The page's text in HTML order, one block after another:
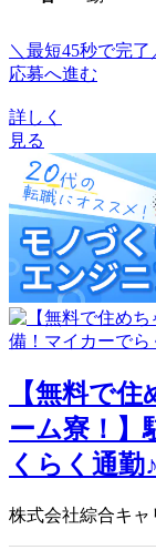
＼最短45秒で完了
応募へ進む
詳しく
見る
【無料で
ーム寮！】
くらく通勤♪
株式会社綜合キャ